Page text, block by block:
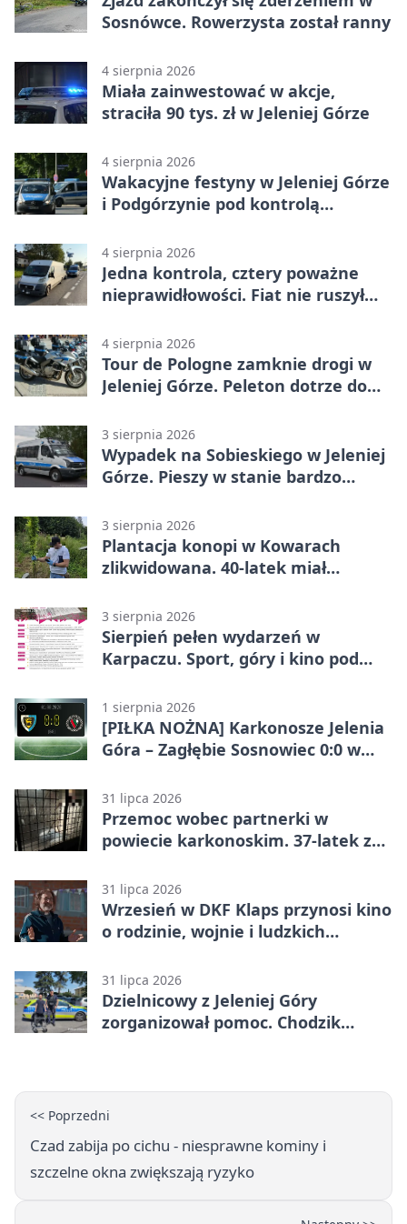
Sosnówce. Rowerzysta został ranny
4 sierpnia 2026
Miała zainwestować w akcje,
straciła 90 tys. zł w Jeleniej Górze
4 sierpnia 2026
Wakacyjne festyny w Jeleniej Górze
i Podgórzynie pod kontrolą
4 sierpnia 2026
Jedna kontrola, cztery poważne
nieprawidłowości. Fiat nie ruszył
4 sierpnia 2026
Tour de Pologne zamknie drogi w
Jeleniej Górze. Peleton dotrze do
3 sierpnia 2026
Wypadek na Sobieskiego w Jeleniej
Górze. Pieszy w stanie bardzo
3 sierpnia 2026
Plantacja konopi w Kowarach
zlikwidowana. 40-latek miał
3 sierpnia 2026
Sierpień pełen wydarzeń w
Karpaczu. Sport, góry i kino pod
1 sierpnia 2026
[PIŁKA NOŻNA] Karkonosze Jelenia
Góra – Zagłębie Sosnowiec 0:0 w
31 lipca 2026
Przemoc wobec partnerki w
powiecie karkonoskim. 37-latek z
31 lipca 2026
Wrzesień w DKF Klaps przynosi kino
o rodzinie, wojnie i ludzkich
31 lipca 2026
Dzielnicowy z Jeleniej Góry
zorganizował pomoc. Chodzik
<< Poprzedni
Czad zabija po cichu - niesprawne kominy i
szczelne okna zwiększają ryzyko